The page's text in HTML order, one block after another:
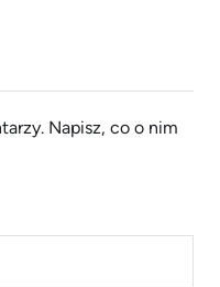
Napisz, co o nim